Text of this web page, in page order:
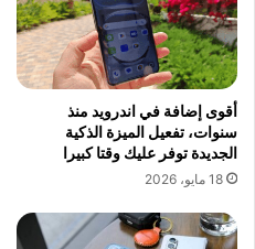
أقوى إضافة في اندرويد منذ
سنوات، تفعيل الميزة الذكية
الجديدة توفر عليك وقتا كبيرا
18 مايو، 2026